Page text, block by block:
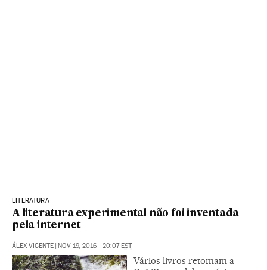
LITERATURA
A literatura experimental não foi inventada
pela internet
ÁLEX VICENTE | NOV 19, 2016 - 20:07EST
Vários livros retomam a